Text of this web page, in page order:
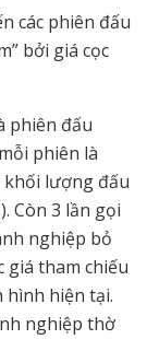
các phiên đấu
bởi giá cọc
phiên đấu
phiên là
lượng đấu
Còn 3 lần gọi
nghiệp bỏ
giá tham chiếu
hình hiện tại.
nghiệp thờ